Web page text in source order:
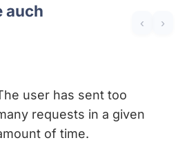
auch
‹ ›
user has sent too
requests in a given
of time.